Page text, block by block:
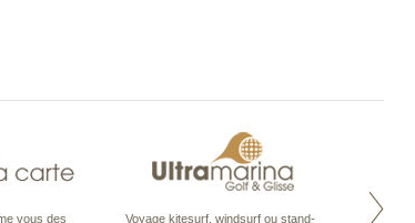
vous des
Voyage kitesurf, windsurf ou stand-